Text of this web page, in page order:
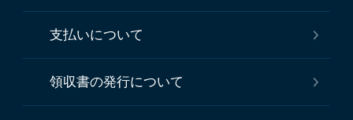
支払いについて
領収書の発行について